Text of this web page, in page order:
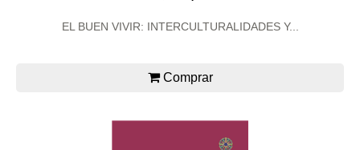
EL BUEN VIVIR: INTERCULTURALIDADES Y...
Comprar